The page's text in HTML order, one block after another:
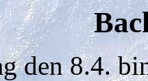
den 8.4.